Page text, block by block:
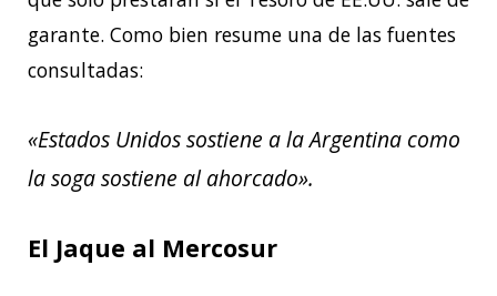
garante. Como bien resume una de las fuentes
consultadas:
«Estados Unidos sostiene a la Argentina como
la soga sostiene al ahorcado».
El Jaque al Mercosur